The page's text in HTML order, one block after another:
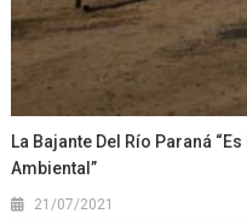
La Bajante Del Río Paraná
Ambiental”
21/07/2021